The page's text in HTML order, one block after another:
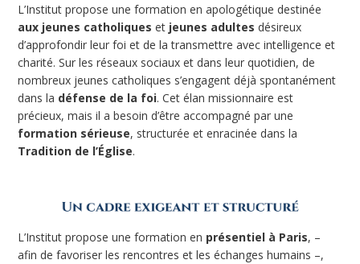
L’Institut propose une formation en apologétique destinée
aux jeunes catholiques et jeunes adultes désireux
d’approfondir leur foi et de la transmettre avec intelligence et
charité. Sur les réseaux sociaux et dans leur quotidien, de
nombreux jeunes catholiques s’engagent déjà spontanément
dans la défense de la foi. Cet élan missionnaire est
précieux, mais il a besoin d’être accompagné par une
formation sérieuse, structurée et enracinée dans la
Tradition de l’Église.
L’Institut propose une formation en présentiel à Paris, –
afin de favoriser les rencontres et les échanges humains –,